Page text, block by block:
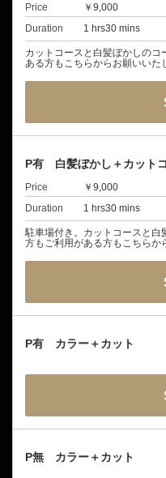
Price
￥9,000
Duration
1 hrs30 mins
カットコースと白髪ぼかしの
ある方もこちらからお願いいた
P有 白髪ぼかし＋カット
Price
￥9,000
Duration
1 hrs30 mins
駐車場付き。カットコースと白
方もご利用がある方もこちらか
P有 カラー＋カット
P無 カラー＋カット